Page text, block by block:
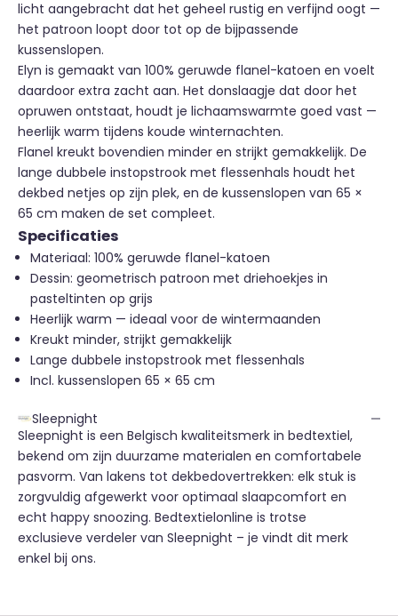
licht aangebracht dat het geheel rustig en verfijnd oogt —
het patroon loopt door tot op de bijpassende
kussenslopen.
Elyn is gemaakt van 100% geruwde flanel-katoen en voelt
daardoor extra zacht aan. Het donslaagje dat door het
opruwen ontstaat, houdt je lichaamswarmte goed vast —
heerlijk warm tijdens koude winternachten.
Flanel kreukt bovendien minder en strijkt gemakkelijk. De
lange dubbele instopstrook met flessenhals houdt het
dekbed netjes op zijn plek, en de kussenslopen van 65 ×
65 cm maken de set compleet.
Specificaties
Materiaal: 100% geruwde flanel-katoen
Dessin: geometrisch patroon met driehoekjes in
pasteltinten op grijs
Heerlijk warm — ideaal voor de wintermaanden
Kreukt minder, strijkt gemakkelijk
Lange dubbele instopstrook met flessenhals
Incl. kussenslopen 65 × 65 cm
Sleepnight
Sleepnight is een Belgisch kwaliteitsmerk in bedtextiel,
bekend om zijn duurzame materialen en comfortabele
pasvorm. Van lakens tot dekbedovertrekken: elk stuk is
zorgvuldig afgewerkt voor optimaal slaapcomfort en
echt happy snoozing. Bedtextielonline is trotse
exclusieve verdeler van Sleepnight – je vindt dit merk
enkel bij ons.